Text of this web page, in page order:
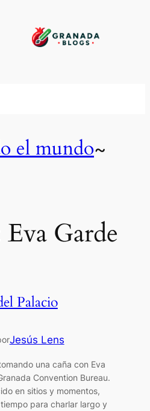
el mundo~
Eva Garde
Palacio
Jesús Lens
una caña con Eva
Convention Bureau.
en sitios y momentos,
para charlar largo y